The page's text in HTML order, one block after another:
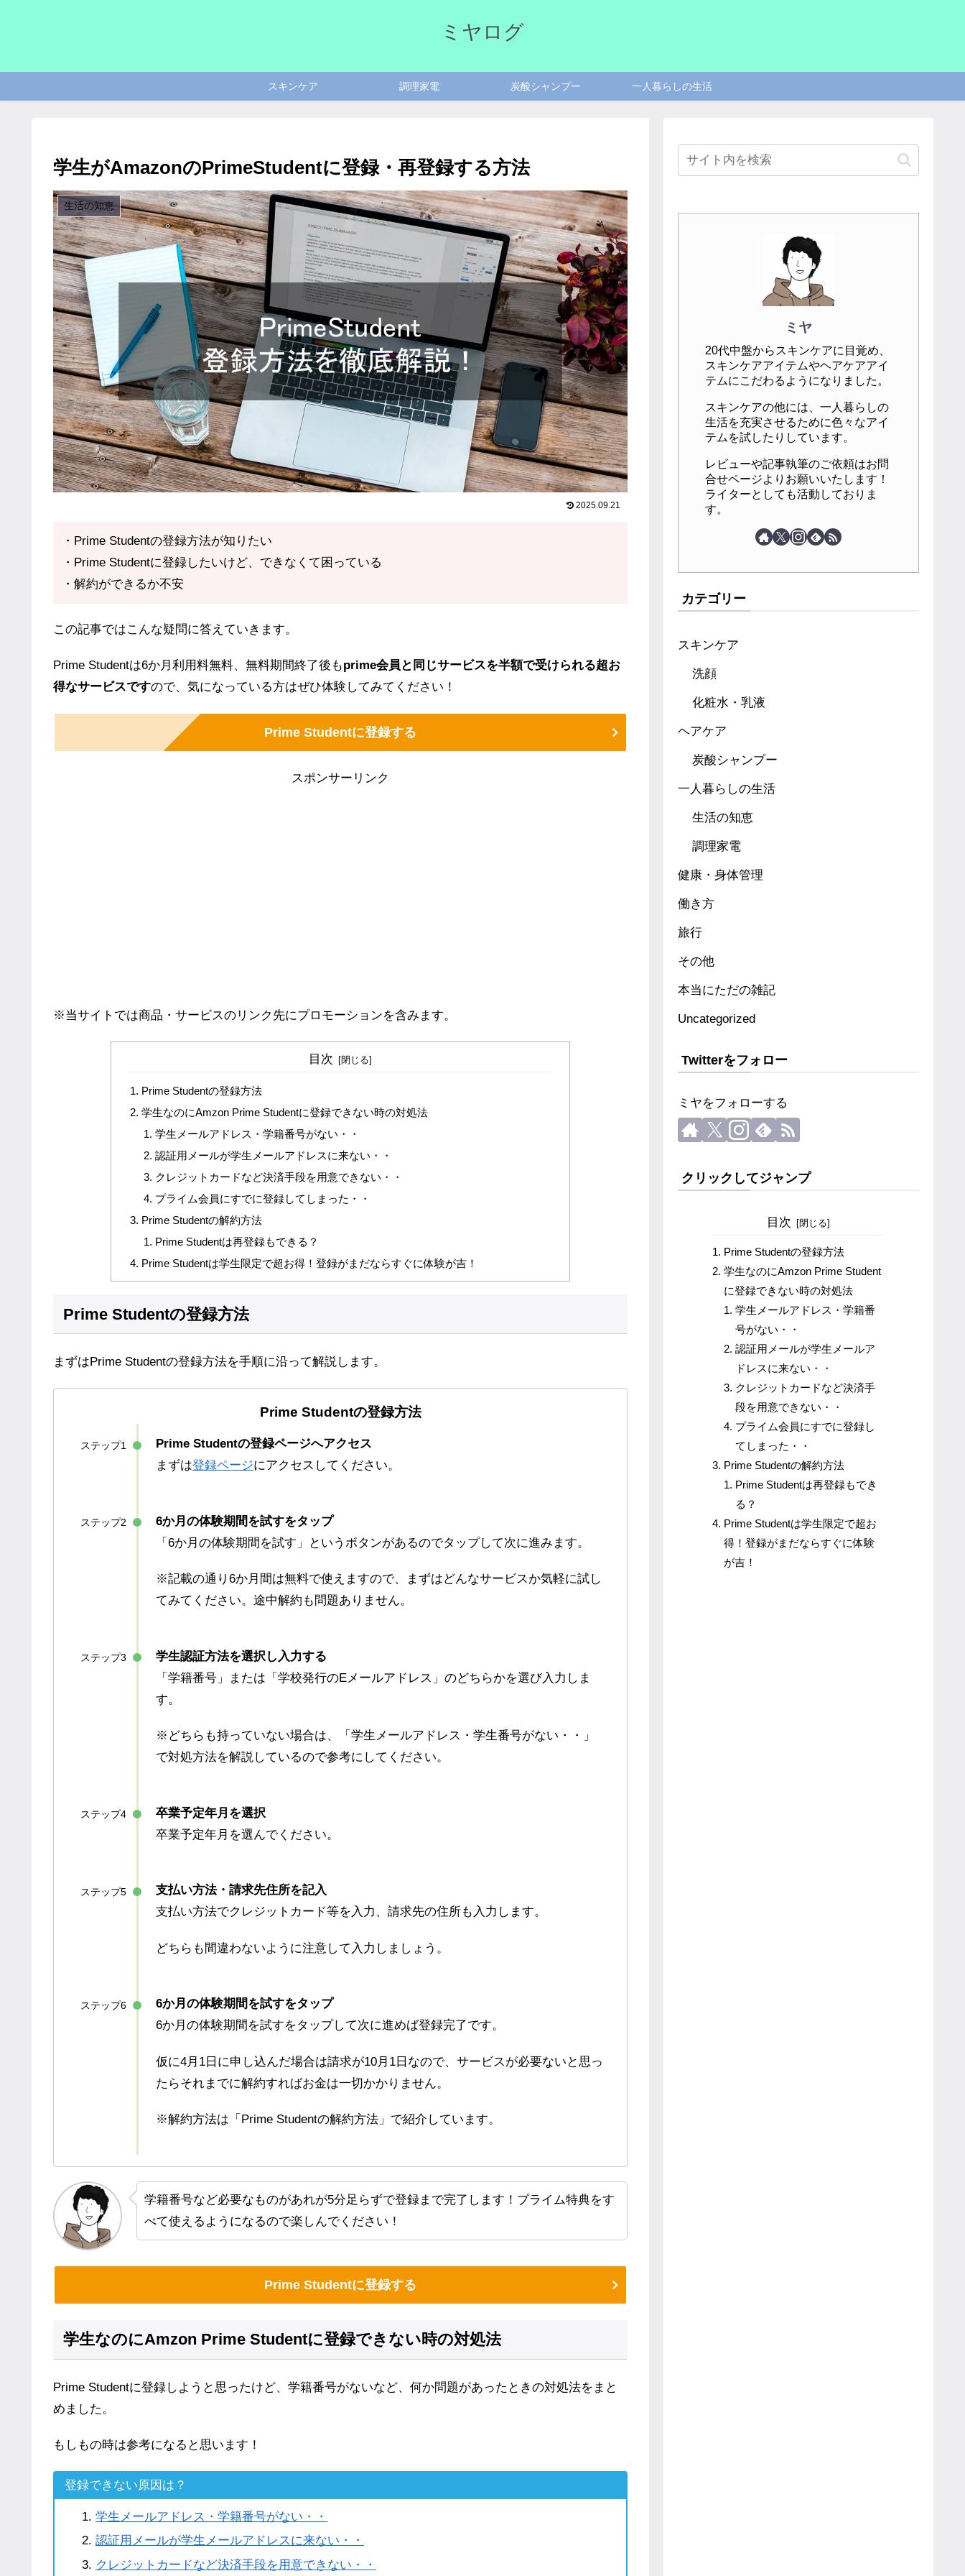
ミヤログ
スキンケア 調理家電 炭酸シャンプー 一人暮らしの生活
学生がAmazonのPrimeStudentに登録・再登録する方法
生活の知恵
2025.09.21
・Prime Studentの登録方法が知りたい
・Prime Studentに登録したいけど、できなくて困っている
・解約ができるか不安
この記事ではこんな疑問に答えていきます。
Prime Studentは6か月利用料無料、無料期間終了後もprime会員と同じサービスを半額で受けられる超お
得なサービスですので、気になっている方はぜひ体験してみてください！
Prime Studentに登録する
スポンサーリンク
※当サイトでは商品・サービスのリンク先にプロモーションを含みます。
目次
Prime Studentの登録方法
学生なのにAmzon Prime Studentに登録できない時の対処法
学生メールアドレス・学籍番号がない・・
認証用メールが学生メールアドレスに来ない・・
クレジットカードなど決済手段を用意できない・・
プライム会員にすでに登録してしまった・・
Prime Studentの解約方法
Prime Studentは再登録もできる？
Prime Studentは学生限定で超お得！登録がまだならすぐに体験が吉！
Prime Studentの登録方法
まずはPrime Studentの登録方法を手順に沿って解説します。
Prime Studentの登録方法
ステップ1
Prime Studentの登録ページへアクセス
まずは登録ページにアクセスしてください。
ステップ2
6か月の体験期間を試すをタップ
「6か月の体験期間を試す」というボタンがあるのでタップして次に進みます。
※記載の通り6か月間は無料で使えますので、まずはどんなサービスか気軽に試し
てみてください。途中解約も問題ありません。
ステップ3
学生認証方法を選択し入力する
「学籍番号」または「学校発行のEメールアドレス」のどちらかを選び入力しま
す。
※どちらも持っていない場合は、「学生メールアドレス・学生番号がない・・」
で対処方法を解説しているので参考にしてください。
ステップ4
卒業予定年月を選択
卒業予定年月を選んでください。
ステップ5
支払い方法・請求先住所を記入
支払い方法でクレジットカード等を入力、請求先の住所も入力します。
どちらも間違わないように注意して入力しましょう。
ステップ6
6か月の体験期間を試すをタップ
6か月の体験期間を試すをタップして次に進めば登録完了です。
仮に4月1日に申し込んだ場合は請求が10月1日なので、サービスが必要ないと思っ
たらそれまでに解約すればお金は一切かかりません。
※解約方法は「Prime Studentの解約方法」で紹介しています。
学籍番号など必要なものがあれが5分足らずで登録まで完了します！プライム特典をす
べて使えるようになるので楽しんでください！
Prime Studentに登録する
学生なのにAmzon Prime Studentに登録できない時の対処法
Prime Studentに登録しようと思ったけど、学籍番号がないなど、何か問題があったときの対処法をまと
めました。
もしもの時は参考になると思います！
登録できない原因は？
学生メールアドレス・学籍番号がない・・
認証用メールが学生メールアドレスに来ない・・
クレジットカードなど決済手段を用意できない・・
ミヤ
20代中盤からスキンケアに目覚め、
スキンケアアイテムやヘアケアアイ
テムにこだわるようになりました。
スキンケアの他には、一人暮らしの
生活を充実させるために色々なアイ
テムを試したりしています。
レビューや記事執筆のご依頼はお問
合せページよりお願いいたします！
ライターとしても活動しておりま
す。
カテゴリー
スキンケア
洗顔
化粧水・乳液
ヘアケア
炭酸シャンプー
一人暮らしの生活
生活の知恵
調理家電
健康・身体管理
働き方
旅行
その他
本当にただの雑記
Uncategorized
Twitterをフォロー
ミヤをフォローする
クリックしてジャンプ
目次
Prime Studentの登録方法
学生なのにAmzon Prime Student
に登録できない時の対処法
学生メールアドレス・学籍番
号がない・・
認証用メールが学生メールア
ドレスに来ない・・
クレジットカードなど決済手
段を用意できない・・
プライム会員にすでに登録し
てしまった・・
Prime Studentの解約方法
Prime Studentは再登録もでき
る？
Prime Studentは学生限定で超お
得！登録がまだならすぐに体験
が吉！